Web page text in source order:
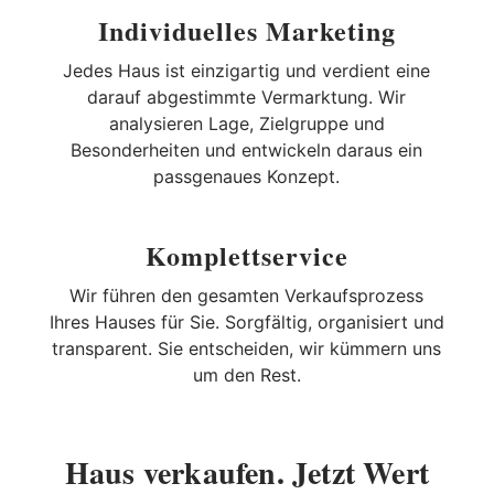
Individuelles Marketing
Jedes Haus ist einzigartig und verdient eine
darauf abgestimmte Vermarktung. Wir
analysieren Lage, Zielgruppe und
Besonderheiten und entwickeln daraus ein
passgenaues Konzept.
Komplettservice
Wir führen den gesamten Verkaufsprozess
Ihres Hauses für Sie. Sorgfältig, organisiert und
transparent. Sie entscheiden, wir kümmern uns
um den Rest.
Haus verkaufen. Jetzt Wert